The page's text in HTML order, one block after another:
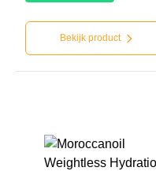
Bekijk product